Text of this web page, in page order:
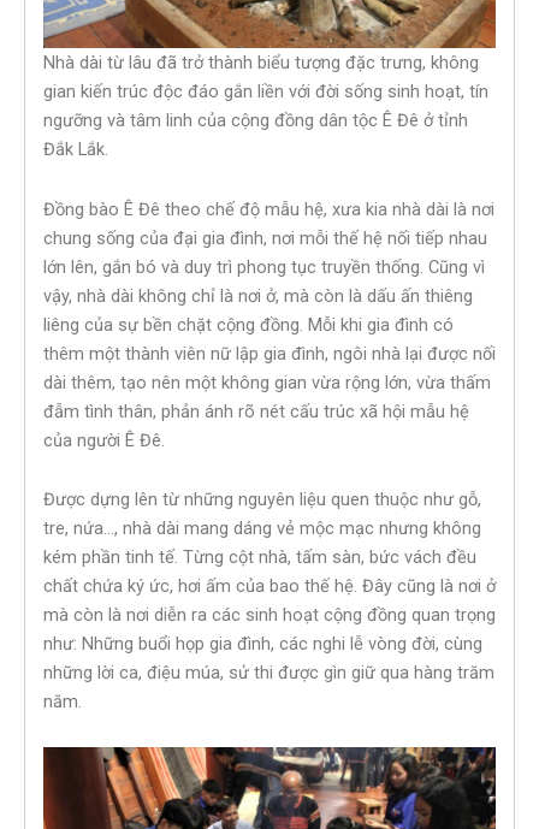
Nhà dài từ lâu đã trở thành biểu tượng đặc trưng, không
gian kiến trúc độc đáo gắn liền với đời sống sinh hoạt, tín
ngưỡng và tâm linh của cộng đồng dân tộc Ê Đê ở tỉnh
Đắk Lắk.
Đồng bào Ê Đê theo chế độ mẫu hệ, xưa kia nhà dài là nơi
chung sống của đại gia đình, nơi mỗi thế hệ nối tiếp nhau
lớn lên, gắn bó và duy trì phong tục truyền thống. Cũng vì
vậy, nhà dài không chỉ là nơi ở, mà còn là dấu ấn thiêng
liêng của sự bền chặt cộng đồng. Mỗi khi gia đình có
thêm một thành viên nữ lập gia đình, ngôi nhà lại được nối
dài thêm, tạo nên một không gian vừa rộng lớn, vừa thấm
đẫm tình thân, phản ánh rõ nét cấu trúc xã hội mẫu hệ
của người Ê Đê.
Được dựng lên từ những nguyên liệu quen thuộc như gỗ,
tre, nứa…, nhà dài mang dáng vẻ mộc mạc nhưng không
kém phần tinh tế. Từng cột nhà, tấm sàn, bức vách đều
chất chứa ký ức, hơi ấm của bao thế hệ. Đây cũng là nơi ở
mà còn là nơi diễn ra các sinh hoạt cộng đồng quan trọng
như: Những buổi họp gia đình, các nghi lễ vòng đời, cùng
những lời ca, điệu múa, sử thi được gìn giữ qua hàng trăm
năm.